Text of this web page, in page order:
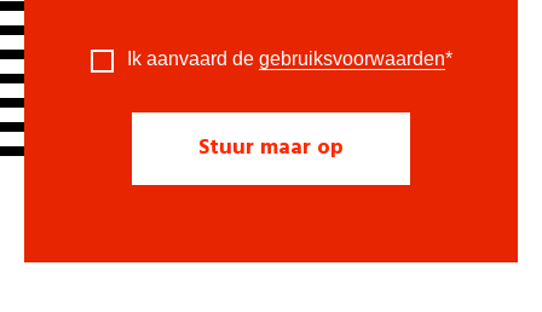
Ik aanvaard de gebruiksvoorwaarden*